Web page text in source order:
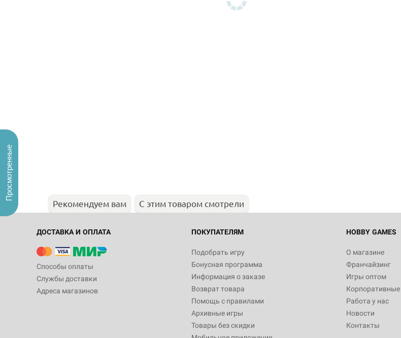
Рекомендуем вам С этим товаром смотрели
ДОСТАВКА И ОПЛАТА
Способы оплаты
Службы доставки
Адреса магазинов
ПОКУПАТЕЛЯМ
Подобрать игру
Бонусная программа
Информация о заказе
Возврат товара
Помощь с правилами
Архивные игры
Товары без скидки
HOBBY GAMES
О магазине
Франчайзинг
Игры оптом
Работа у нас
Новости
Контакты
Просмотренные
Настольная
"Мир
империи:
799
Настольная
империи.
Рубеж
12 990